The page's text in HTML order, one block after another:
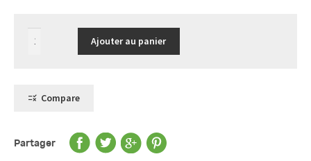
quantité
de
Ajouter au panier
Compare
Partager